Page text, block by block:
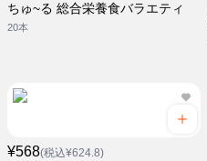
ちゅ~る 総合栄養食バラエティ
20本
¥568(税込¥624.8)